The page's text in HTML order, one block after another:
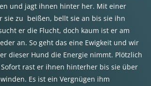
und jagt ihnen hinter her. Mit einer
sie zu beißen, bellt sie an bis sie ihn
er die Flucht, doch kaum ist er am
an. So geht das eine Ewigkeit und wir
dieser Hund die Energie nimmt. Plötzlich
rast er ihnen hinterher bis sie über
Es ist ein Vergnügen ihm